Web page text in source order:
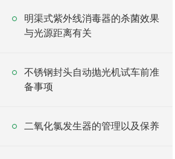
明渠式紫外线消毒器的杀菌效果
与光源距离有关
不锈钢封头自动抛光机试车前准
备事项
二氧化氯发生器的管理以及保养